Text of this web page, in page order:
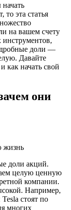
эта статья
на вашем счету
дробные доли —
Давайте
как начать свой
они
жизнь
доли акций.
целую ценную
компании.
Например,
стоят по
многих